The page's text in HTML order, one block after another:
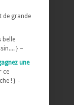
de grande
belle
} –
une
ce
! } –